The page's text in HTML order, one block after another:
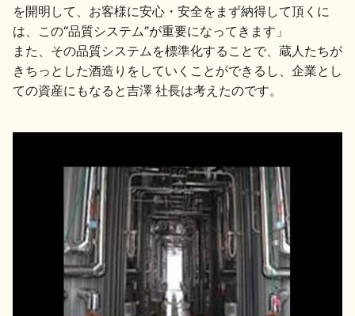
を開明して、お客様に安心・安全をまず納得して頂くに
は、この“品質システム”が重要になってきます」
また、その品質システムを標準化することで、蔵人たちが
きちっとした酒造りをしていくことができるし、企業とし
ての資産にもなると吉澤 社長は考えたのです。